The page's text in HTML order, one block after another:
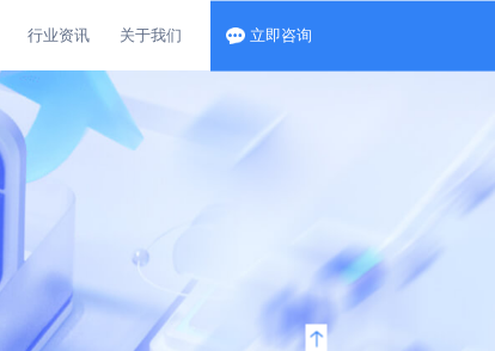
行业资讯 关于我们 立即咨询